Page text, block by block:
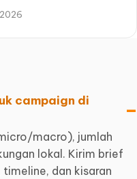
campaign di
macro), jumlah
lokal. Kirim brief
timeline, dan kisaran